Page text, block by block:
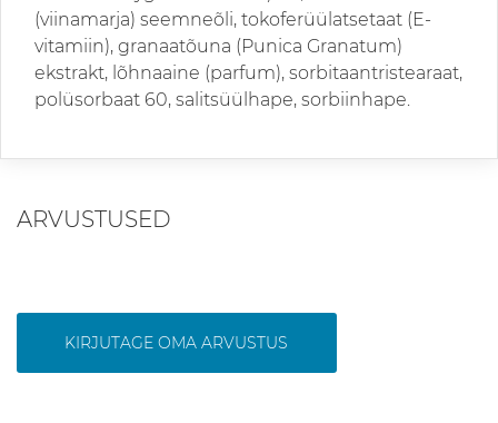
(viinamarja) seemneõli, tokoferüülatsetaat (E-
vitamiin), granaatõuna (Punica Granatum)
ekstrakt, lõhnaaine (parfum), sorbitaantristearaat,
polüsorbaat 60, salitsüülhape, sorbiinhape.
ARVUSTUSED
KIRJUTAGE OMA ARVUSTUS